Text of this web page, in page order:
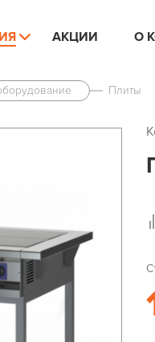
АКЦИИ О
Плиты